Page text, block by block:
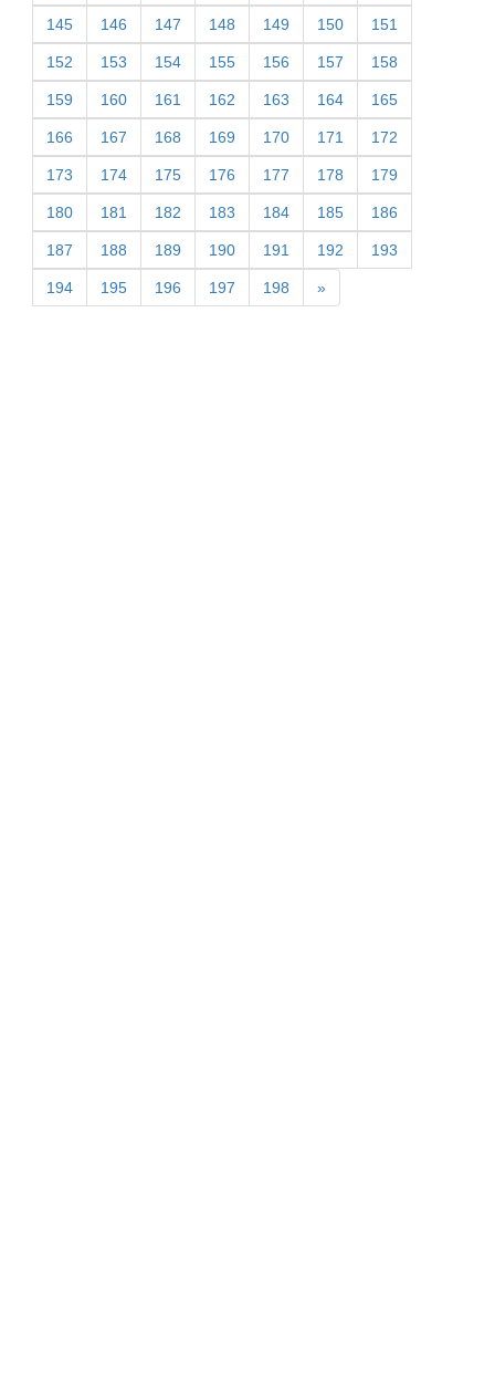
145 146 147 148 149 150 151
152 153 154 155 156 157 158
159 160 161 162 163 164 165
166 167 168 169 170 171 172
173 174 175 176 177 178 179
180 181 182 183 184 185 186
187 188 189 190 191 192 193
194 195 196 197 198 »